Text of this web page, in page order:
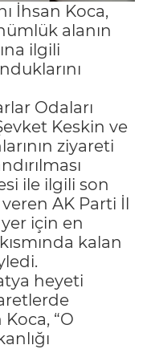
İhsan Koca,
alanın
ilgili
Odaları
Keskin ve
ziyareti
ile ilgili son
AK Parti İl
için en
kalan
heyeti
“O